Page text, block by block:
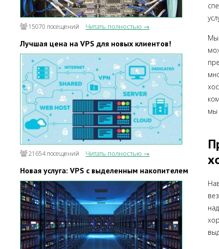
15070 посещений Читать полностью →
Лучшая цена на VPS для новых клиентов!
21654 посещений Читать полностью →
Новая услуга: VPS с выделенным накопителем
Мы
мы